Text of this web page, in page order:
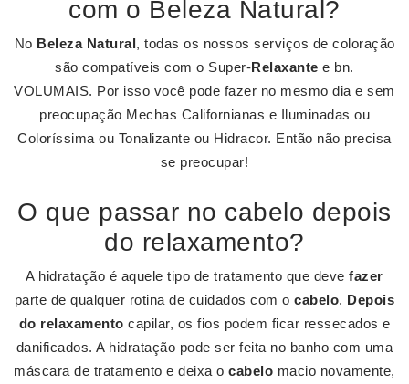
com o Beleza Natural?
No Beleza Natural, todas os nossos serviços de coloração
são compatíveis com o Super-Relaxante e bn.
VOLUMAIS. Por isso você pode fazer no mesmo dia e sem
preocupação Mechas Californianas e Iluminadas ou
Coloríssima ou Tonalizante ou Hidracor. Então não precisa
se preocupar!
O que passar no cabelo depois
do relaxamento?
A hidratação é aquele tipo de tratamento que devefazer
parte de qualquer rotina de cuidados com ocabelo. Depois
do relaxamento capilar, os fios podem ficar ressecados e
danificados. A hidratação pode ser feita no banho com uma
máscara de tratamento e deixa ocabelo macio novamente,